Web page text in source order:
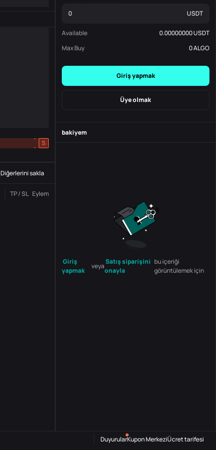
S
-
-
Diğerlerini sakla
TP / SL Eylem
USDT
Available 0.00000000USDT
Max Buy
0ALGO
Giriş yapmak
Üye olmak
bakiyem
Giriş
yapmak
veya
Satış siparişini
onayla
bu içeriği
görüntülemek için
DuyurularKupon MerkeziÜcret tarifesi